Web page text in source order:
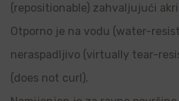
(repositionable) zahvaljujući
Otporno je na vodu (water-
neraspadljivo (virtually tear-
(does not curl).